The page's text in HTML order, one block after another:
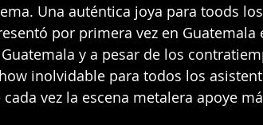
Una auténtica joya para toods
por primera vez en Guatemala
y a pesar de los
inolvidable para todos los
vez la escena metalera apoye